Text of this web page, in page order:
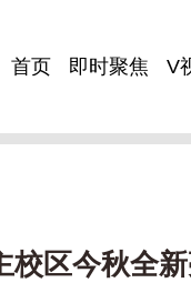
首页 即时聚焦 V
校区今秋全